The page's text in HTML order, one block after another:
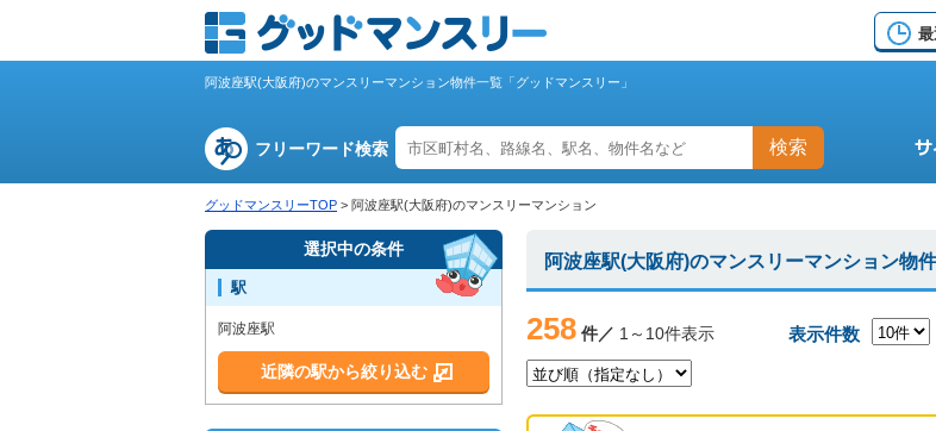
阿波座駅(大阪府)のマンスリーマンション物件一覧「グッドマンスリー」
フリーワード検索 検索
グッドマンスリーTOP > 阿波座駅(大阪府)のマンスリーマンション
阿波座駅(大阪府)のマンスリーマンション物
258 件／ 1～10件表示 表示件数
選択中の条件
駅
阿波座駅
近隣の駅から絞り込む